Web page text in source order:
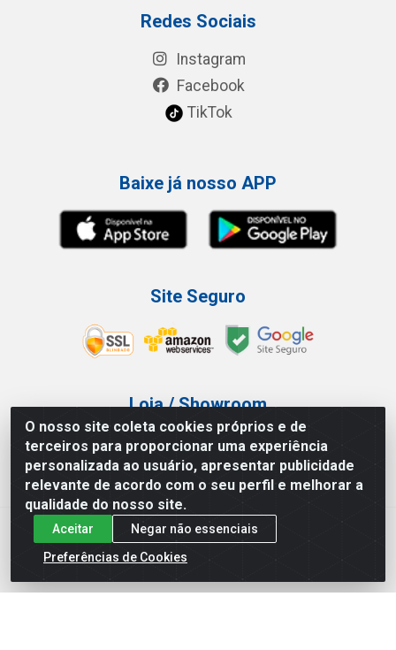
O nosso site coleta cookies próprios e de
terceiros para proporcionar uma experiência
personalizada ao usuário, apresentar publicidade
relevante de acordo com o seu perfil e melhorar a
qualidade do nosso site.
Aceitar
Negar não essenciais
Preferências de Cookies
Redes Sociais
Instagram
Facebook
TikTok
Baixe já nosso APP
Site Seguro
Loja / Showroom
Tel.: (11) 3227-0546
Av Vautier, 587/597 - Pari - São Paulo/SP
Atef Distribuidora LTDA - Av. Vautier, 585/597 - Pari - São
Paulo/SP - CEP 03.032-000 - CNPJ 27.717.135/0001-29